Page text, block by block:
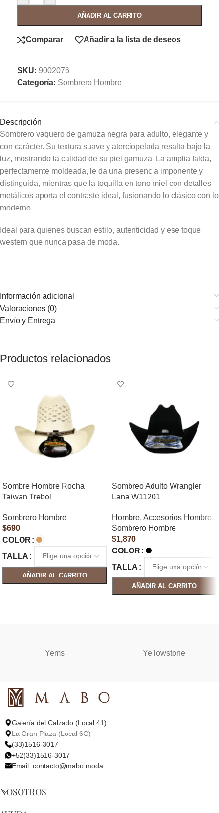
AÑADIR AL CARRITO
Comparar Añadir a la lista de deseos
SKU: 9002076
Categoría: Sombrero Hombre
Descripción
Sombrero vaquero de gamuza negra para adulto, elegante y
con carácter. Su textura suave y aterciopelada resalta bajo la
luz, mostrando la calidad de su piel gamuza. La amplia falda,
perfectamente moldeada, le da una presencia imponente y
distinguida, mientras que la toquilla en tono miel con detalles
metálicos aporta el contraste ideal, fusionando lo clásico con lo
moderno.
Ideal para quienes buscan estilo, autenticidad y ese toque
western que nunca pasa de moda.
Información adicional
Valoraciones (0)
Envío y Entrega
Productos relacionados
Sombre Hombre Rocha
Taiwan Trebol
Sombrero Hombre
$690
COLOR
TALLA
AÑADIR AL CARRITO
Sombreo Adulto Wrangler
Lana W11201
Hombre, Accesorios Hombre,
Sombrero Hombre
$1,870
COLOR
TALLA
AÑADIR AL CARRITO
Yems Yellowstone
Galería del Calzado (Local 41)
La Gran Plaza (Local 6G)
(33)1516-3017
+52(33)1516-3017
Email: contacto@mabo.moda
NOSOTROS